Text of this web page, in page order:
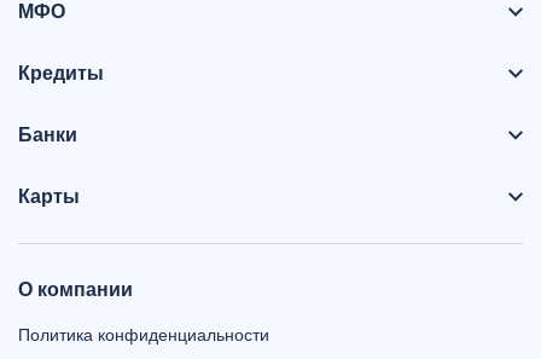
МФО
Кредиты
Банки
Карты
О компании
Политика конфиденциальности